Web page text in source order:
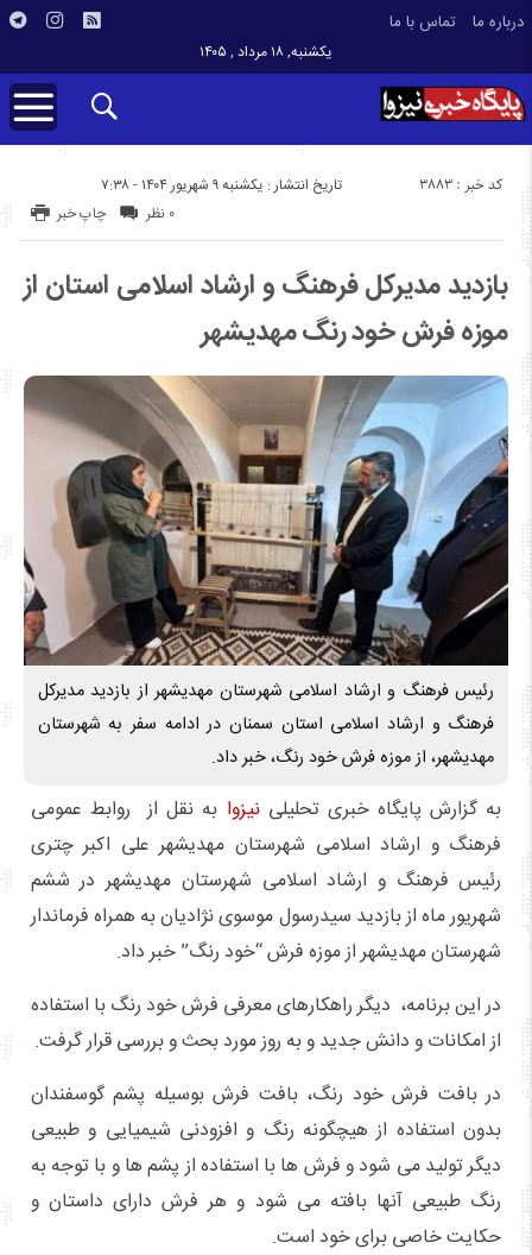
درباره ما تماس با ما
یکشنبه, ۱۸ مرداد , ۱۴۰۵
تاریخ انتشار : یکشنبه ۹ شهریور ۱۴۰۴ - ۷:۳۸ کد خبر : 3883
چاپ خبر ۰ نظر
بازدید مدیرکل فرهنگ و ارشاد اسلامی استان از
موزه فرش خود رنگ مهدیشهر
رئیس فرهنگ و ارشاد اسلامی شهرستان مهدیشهر از بازدید مدیرکل
فرهنگ و ارشاد اسلامی استان سمنان در ادامه سفر به شهرستان
مهدیشهر، از موزه فرش خود رنگ، خبر داد.
به گزارش پایگاه خبری تحلیلینیزوا به نقل از روابط عمومی
فرهنگ و ارشاد اسلامی شهرستان مهدیشهر علی اکبر چتری
رئیس فرهنگ و ارشاد اسلامی شهرستان مهدیشهر در ششم
شهریور ماه از بازدید سیدرسول موسوی نژادیان به همراه فرماندار
شهرستان مهدیشهر از موزه فرش “خود رنگ” خبر داد.
در این برنامه، دیگر راهکارهای معرفی فرش خود رنگ با استفاده
از امکانات و دانش جدید و به روز مورد بحث و بررسی قرار گرفت.
در بافت فرش خود رنگ، بافت فرش بوسیله پشم گوسفندان
بدون استفاده از هیچگونه رنگ و افزودنی شیمیایی و طبیعی
دیگر تولید می شود و فرش ها با استفاده از پشم ها و با توجه به
رنگ طبیعی آنها بافته می شود و هر فرش دارای داستان و
حکایت خاصی برای خود است.